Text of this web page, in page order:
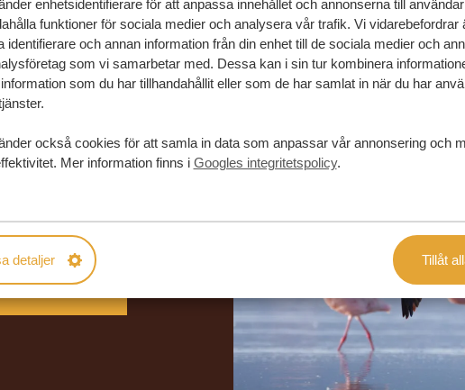
enhetsidentifierare för att anpassa innehållet och annonserna till
funktioner för sociala medier och analysera vår trafik. Vi vidarebefordrar
identifierare och annan information från din enhet till de sociala medier och
som vi samarbetar med. Dessa kan i sin tur kombinera
som du har tillhandahållit eller som de har samlat in när du har
också cookies för att samla in data som anpassar vår annonsering och
Mer information finns i Googles integritetspolicy.
detaljer Tillåt
drömresa